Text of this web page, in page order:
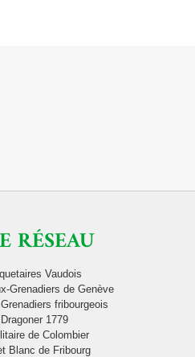
RÉSEAU
Vaudois
Grenadiers de Genève
fribourgeois
Dragoner 1779
de Colombier
Blanc de Fribourg